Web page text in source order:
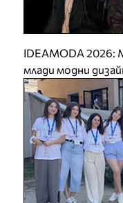
IDEAMODA 2026:
млади модни